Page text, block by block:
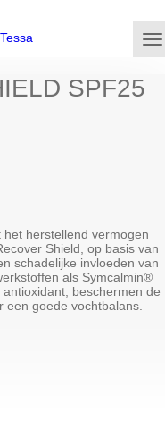
SPF25
herstellend vermogen
Shield, op basis van
schadelijke invloeden van
als Symcalmin®
beschermen de
goede vochtbalans.